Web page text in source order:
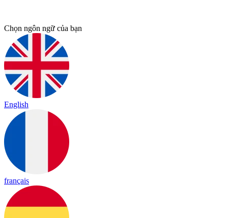
Chọn ngôn ngữ của bạn
English
français